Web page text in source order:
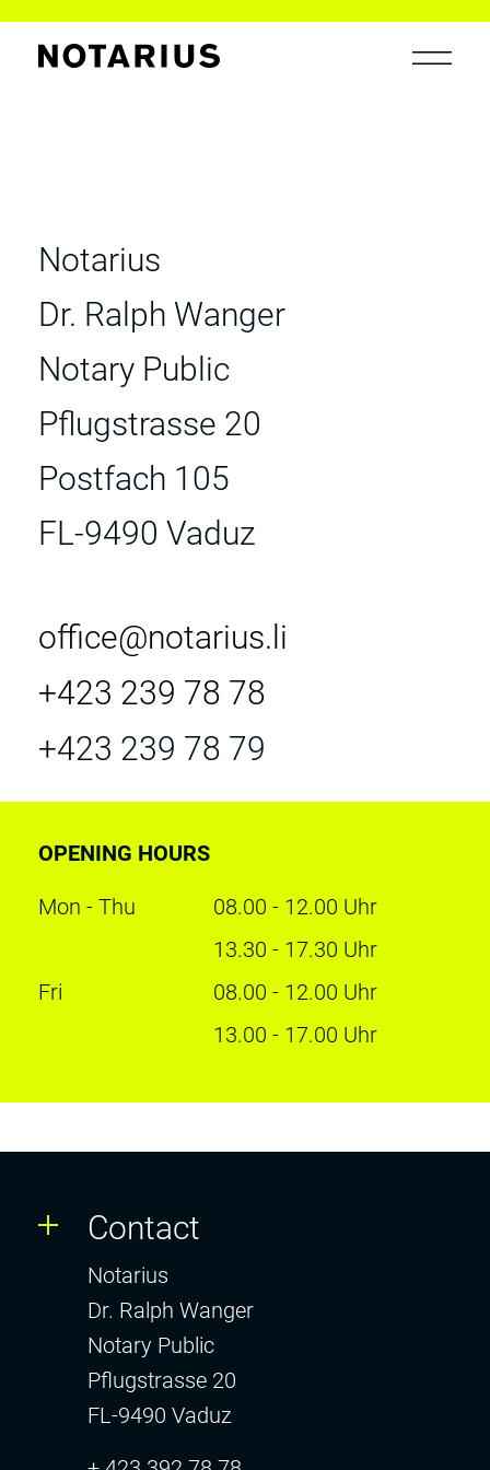
Notarius
Dr. Ralph Wanger
Notary Public
Pflugstrasse 20
Postfach 105
FL-9490 Vaduz
office@notarius.li
+423 239 78 78
+423 239 78 79
OPENING HOURS
Mon - Thu
08.00 - 12.00 Uhr
13.30 - 17.30 Uhr
Fri
08.00 - 12.00 Uhr
13.00 - 17.00 Uhr
Contact
Notarius
Dr. Ralph Wanger
Notary Public
Pflugstrasse 20
FL-9490 Vaduz